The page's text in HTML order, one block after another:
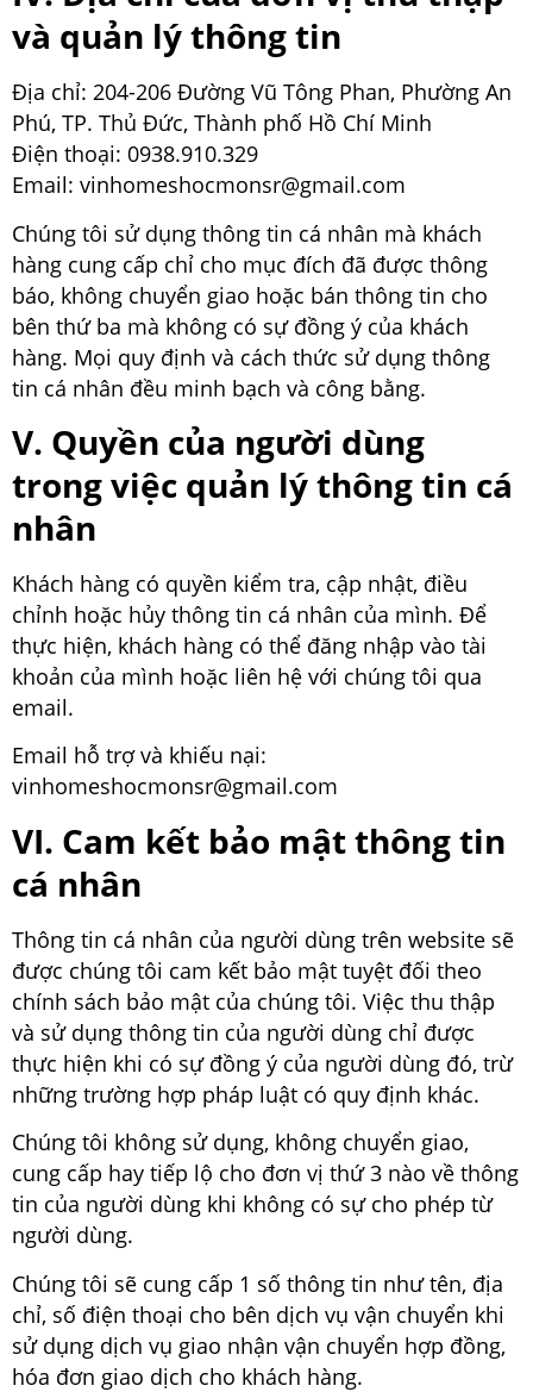
và quản lý thông tin
Địa chỉ: 204-206 Đường Vũ Tông Phan, Phường An
Phú, TP. Thủ Đức, Thành phố Hồ Chí Minh
Điện thoại: 0938.910.329
Email: vinhomeshocmonsr@gmail.com
Chúng tôi sử dụng thông tin cá nhân mà khách
hàng cung cấp chỉ cho mục đích đã được thông
báo, không chuyển giao hoặc bán thông tin cho
bên thứ ba mà không có sự đồng ý của khách
hàng. Mọi quy định và cách thức sử dụng thông
tin cá nhân đều minh bạch và công bằng.
V. Quyền của người dùng
trong việc quản lý thông tin cá
nhân
Khách hàng có quyền kiểm tra, cập nhật, điều
chỉnh hoặc hủy thông tin cá nhân của mình. Để
thực hiện, khách hàng có thể đăng nhập vào tài
khoản của mình hoặc liên hệ với chúng tôi qua
email.
Email hỗ trợ và khiếu nại:
vinhomeshocmonsr@gmail.com
VI. Cam kết bảo mật thông tin
cá nhân
Thông tin cá nhân của người dùng trên website sẽ
được chúng tôi cam kết bảo mật tuyệt đối theo
chính sách bảo mật của chúng tôi. Việc thu thập
và sử dụng thông tin của người dùng chỉ được
thực hiện khi có sự đồng ý của người dùng đó, trừ
những trường hợp pháp luật có quy định khác.
Chúng tôi không sử dụng, không chuyển giao,
cung cấp hay tiếp lộ cho đơn vị thứ 3 nào về thông
tin của người dùng khi không có sự cho phép từ
người dùng.
Chúng tôi sẽ cung cấp 1 số thông tin như tên, địa
chỉ, số điện thoại cho bên dịch vụ vận chuyển khi
sử dụng dịch vụ giao nhận vận chuyển hợp đồng,
hóa đơn giao dịch cho khách hàng.